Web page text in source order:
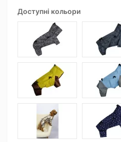
Доступні кольори